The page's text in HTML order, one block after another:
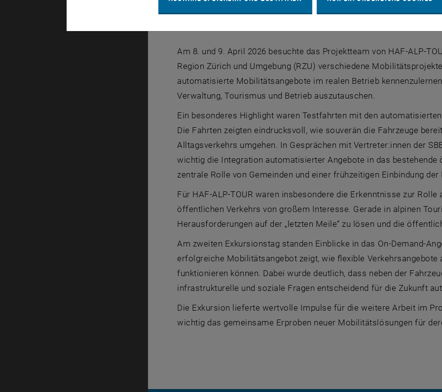
Am 8. und 9. April 2026 besuchte das Projektteam von HAF-ALP-
Region Zürich und Umgebung (RZU) verschiedene
automatisierte Mobilitätsangebote im realen Betrieb
Verwaltung, Tourismus und Betrieb auszutauschen.
Ein besonderes Highlight waren Testfahrten mit den
Die Fahrten zeigten eindrucksvoll, wie souverän die Fahrzeuge
Alltagsverkehrs umgehen. In Gesprächen mit Vertreter:innen der
wichtig die Integration automatisierter Angebote in das
zentrale Rolle von Gemeinden und einer frühzeitigen Einbindung der
Für HAF-ALP-TOUR waren insbesondere die Erkenntnisse zur
öffentlichen Verkehrs von großem Interesse. Gerade in alpinen
Herausforderungen auf der „letzten Meile“ zu lösen und die
Am zweiten Exkursionstag standen Einblicke in das On-Demand-
erfolgreiche Mobilitätsangebot zeigt, wie flexible
funktionieren können. Dabei wurde deutlich, dass neben der
infrastrukturelle und soziale Fragen entscheidend für die Zukunft
Die Exkursion lieferte wertvolle Impulse für die weitere Arbeit im
wichtig das gemeinsame Erproben neuer Mobilitätslösungen für